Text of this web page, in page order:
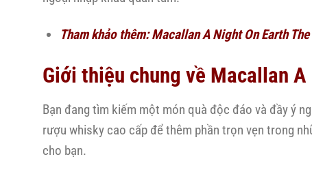
Tham khảo thêm:Macallan A Night On Earth
Giới thiệu chung về Macallan
Bạn đang tìm kiếm một món quà độc đáo và đầy ý
rượu whisky cao cấp để thêm phần trọn vẹn trong
cho bạn.